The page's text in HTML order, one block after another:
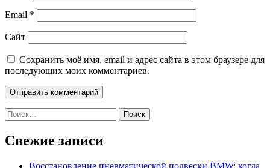
Email *
Сайт
Сохранить моё имя, email и адрес сайта в этом браузере для
последующих моих комментариев.
Найти:
Свежие записи
Восстановление пневматической подвески BMW: когда